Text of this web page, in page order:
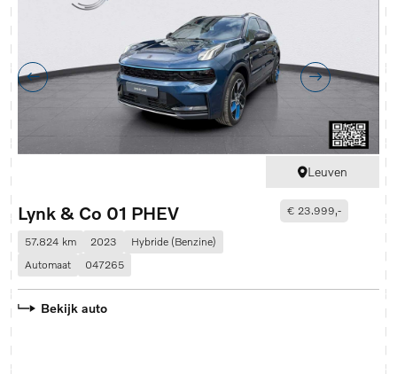
Leuven
Lynk & Co 01 PHEV
57.824 km 2023
Hybride (Benzine)
Automaat
047265
€ 23.999,-
Bekijk auto